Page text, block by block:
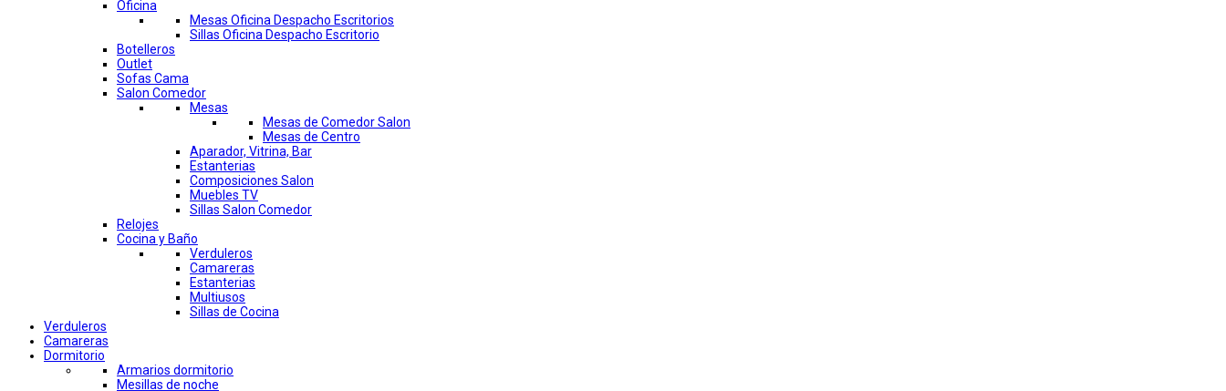
Oficina
Mesas Oficina Despacho Escritorios
Sillas Oficina Despacho Escritorio
Botelleros
Outlet
Sofas Cama
Salon Comedor
Mesas
Mesas de Comedor Salon
Mesas de Centro
Aparador, Vitrina, Bar
Estanterias
Composiciones Salon
Muebles TV
Sillas Salon Comedor
Relojes
Cocina y Baño
Verduleros
Camareras
Estanterias
Multiusos
Sillas de Cocina
Verduleros
Camareras
Dormitorio
Armarios dormitorio
Mesillas de noche